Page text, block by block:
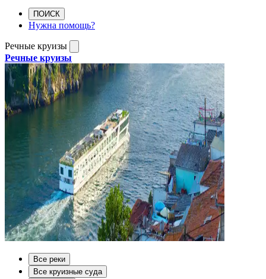
ПОИСК
Нужна помощь?
Речные круизы
Речные круизы
Все реки
Все круизные суда